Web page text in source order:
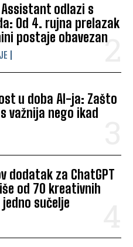
Assistant odlazi s
Od 4. rujna prelazak
postaje obavezan
u doba AI-ja: Zašto
važnija nego ikad
dodatak za ChatGPT
od 70 kreativnih
sučelje